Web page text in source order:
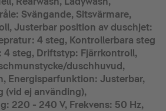
Svängande, Sitsvärmare,
Justerbar position av duschjet:
4 steg, Kontrollerbara steg
4 steg, Driftstyp: Fjärrkontroll,
duschhuvud,
Energisparfunktion: Justerbar,
ej använding),
220 - 240 V, Frekvens: 50 Hz,